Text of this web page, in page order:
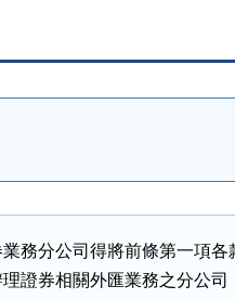
業務分公司得將前條第一項
證券相關外匯業務之分公